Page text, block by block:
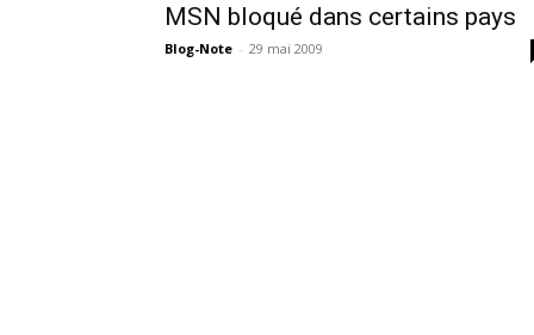
MSN bloqué dans certains pays
Blog-Note - 29 mai 2009